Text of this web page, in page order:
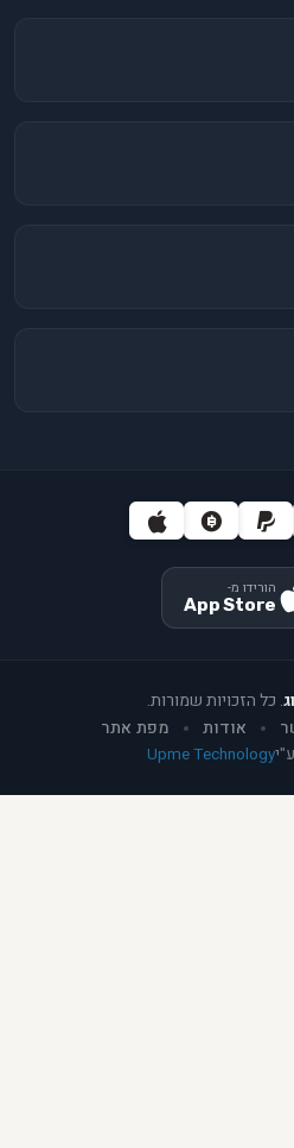
הורידו מ-
App Store
. כל הזכויות שמורות.
אודות מפת אתר
Upme Technology